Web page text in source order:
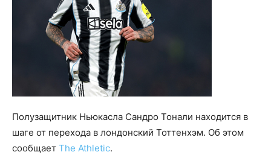
Полузащитник Ньюкасла Сандро Тонали находится в
шаге от перехода в лондонский Тоттенхэм. Об этом
сообщает The Athletic.